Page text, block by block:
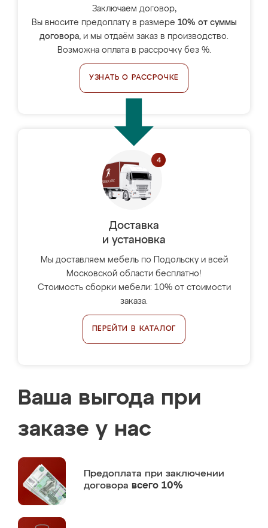
Заключаем договор,
Вы вносите предоплату в размере 10% от суммы
договора, и мы отдаём заказ в производство.
Возможна оплата в рассрочку без %.
УЗНАТЬ О РАССРОЧКЕ
Доставка
и установка
Мы доставляем мебель по Подольску и всей
Московской области бесплатно!
Стоимость сборки мебели: 10% от стоимости
заказа.
ПЕРЕЙТИ В КАТАЛОГ
Ваша выгода при
заказе у нас
Предоплата при заключении
договора всего 10%